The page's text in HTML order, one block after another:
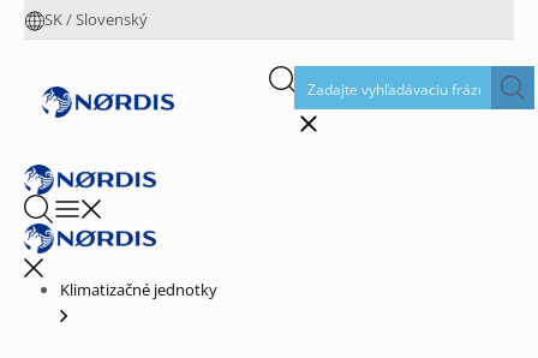
SK/Slovenský
Klimatizačné jednotky